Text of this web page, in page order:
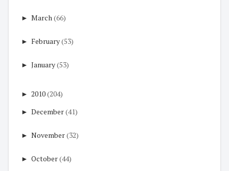
► March(66)
► February(53)
► January(53)
► 2010(204)
► December(41)
► November(32)
► October(44)